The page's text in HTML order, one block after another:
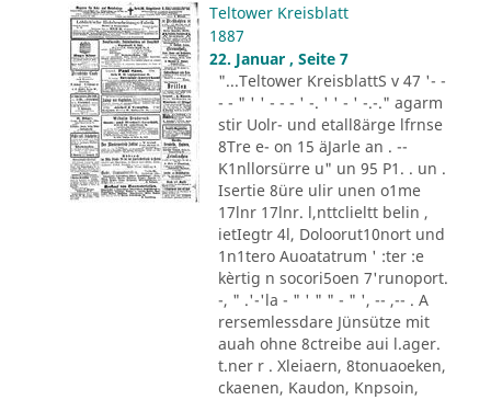
Teltower Kreisblatt
1887
22. Januar , Seite 7
"...Teltower KreisblattS v 47 '- -
- - " ' ' - - - ' -. ' ' - ' -.-." agarm
stir Uolr- und etall8ärge lfrnse
8Tre e- on 15 äJarle an . --
K1nllorsürre u" un 95 P1. . un .
Isertie 8üre ulir unen o1me
17lnr 17lnr. l,nttclieltt belin ,
ietIegtr 4l, Doloorut10nort und
1n1tero Auoatatrum ' :ter :e
kèrtig n socori5oen 7'runoport.
-, " .'-'la - " ' " " - " ', -- ,-- . A
rersemlessdare Jünsütze mit
auah ohne 8ctreibe aui l.ager.
t.ner r . Xleiaern, 8tonuaoeken,
ckaenen, Kaudon, Knpsoin,